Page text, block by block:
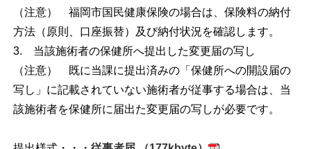
（注意） 福岡市国民健康保険の場合は、保険料の納付
方法（原則、口座振替）及び納付状況を確認します。
3. 当該施術者の保健所へ提出した変更届の写し
（注意） 既に当課に提出済みの「保健所への開設届の
写し」に記載されていない施術者が従事する場合は、当
該施術者を保健所に届出た変更届の写しが必要です。